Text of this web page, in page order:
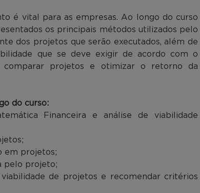
é vital para as empresas. Ao longo do curso
os principais métodos utilizados pelo
dos projetos que serão executados, além de
que se deve exigir de acordo com o
projetos e otimizar o retorno da
do curso:
Financeira e análise de viabilidade
em projetos;
pelo projeto;
de projetos e recomendar critérios